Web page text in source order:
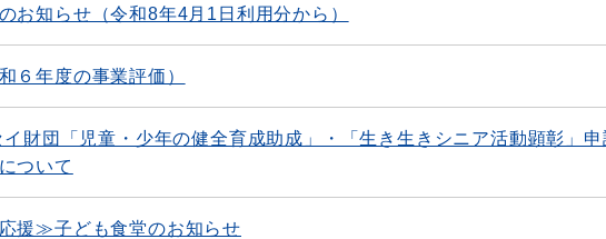
お知らせ（令和8年4月1日利用分から）
６年度の事業評価）
財団「児童・少年の健全育成助成」・「生き生きシニア活動顕彰」申
ついて
援≫子ども食堂のお知らせ